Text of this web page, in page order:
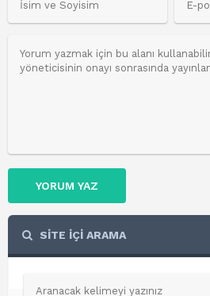
YORUM YAZ
SİTE İÇİ ARAMA